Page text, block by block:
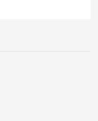
werden kann.
und führen Sie
zwei Varianten